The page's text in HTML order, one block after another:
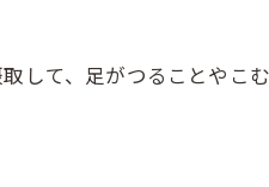
して、足がつることやこ